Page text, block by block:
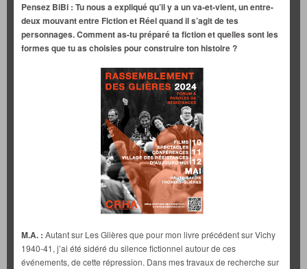
Pensez BiBi : Tu nous a expliqué qu’il y a un va-et-vient, un entre-
deux mouvant entre Fiction et Réel quand il s’agit de tes
personnages. Comment as-tu préparé ta fiction et quelles sont les
formes que tu as choisies pour construire ton histoire ?
M.A. : Autant sur Les Glières que pour mon livre précédent sur Vichy
1940-41, j’ai été sidéré du silence fictionnel autour de ces
événements, de cette répression. Dans mes travaux de recherche sur